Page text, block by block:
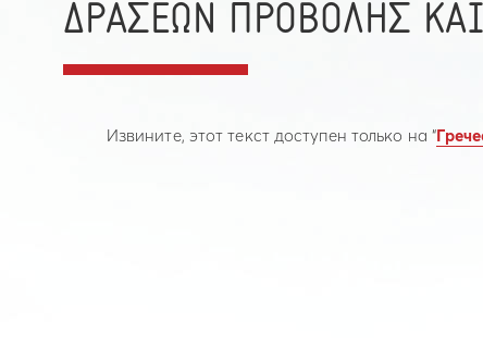
ΔΡΑΣΕΩΝ ΠΡΟΒΟΛΗΣ
Извините, этот текст доступен только на “